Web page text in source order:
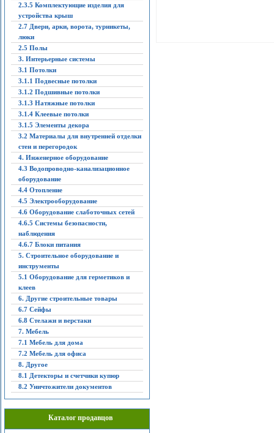
2.3.5 Комплектующие изделия для
устройства крыш
2.7 Двери, арки, ворота, турникеты,
люки
2.5 Полы
3. Интерьерные системы
3.1 Потолки
3.1.1 Подвесные потолки
3.1.2 Подшивные потолки
3.1.3 Натяжные потолки
3.1.4 Клеевые потолки
3.1.5 Элементы декора
3.2 Материалы для внутренней отделки
стен и перегородок
4. Инженерное оборудование
4.3 Водопроводно-канализационное
оборудование
4.4 Отопление
4.5 Электрооборудование
4.6 Оборудование слаботочных сетей
4.6.5 Системы безопасности,
наблюдения
4.6.7 Блоки питания
5. Строительное оборудование и
инструменты
5.1 Оборудование для герметиков и
клеев
6. Другие строительные товары
6.7 Сейфы
6.8 Стелажи и верстаки
7. Мебель
7.1 Мебель для дома
7.2 Мебель для офиса
8. Другое
8.1 Детекторы и счетчики купюр
8.2 Уничтожители документов
Каталог продавцов